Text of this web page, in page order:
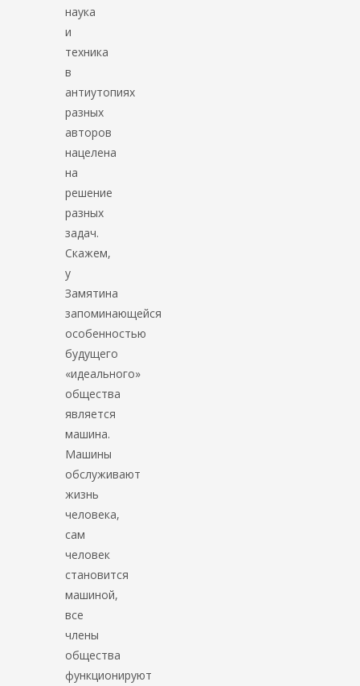
наука
и
техника
в
антиутопиях
разных
авторов
нацелена
на
решение
разных
задач.
Скажем,
у
Замятина
запоминающейся
особенностью
будущего
«идеального»
общества
является
машина.
Машины
обслуживают
жизнь
человека,
сам
человек
становится
машиной,
все
члены
общества
функционируют